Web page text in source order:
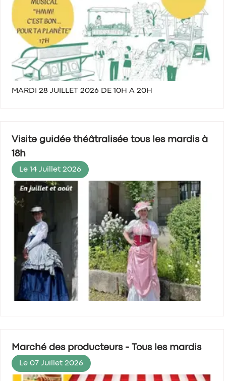
MARDI 28 JUILLET 2026 DE 10H A 20H
Visite guidée théâtralisée tous les mardis à
18h
Le 14 Juillet 2026
Marché des producteurs - Tous les mardis
Le 07 Juillet 2026